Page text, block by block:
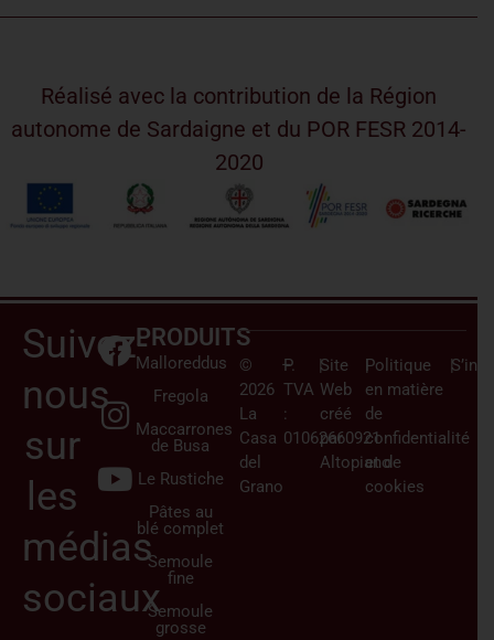
Réalisé avec la contribution de la Région
autonome de Sardaigne et du POR FESR 2014-
2020
Suivez-
nous
sur
les
médias
sociaux
PRODUITS
Malloreddus
Fregola
Maccarrones
de Busa
Le Rustiche
Pâtes au
blé complet
Semoule
fine
Semoule
grosse
©
2026
La
Casa
del
Grano
–
P.
TVA
:
01062660921
|Site
Web
créé
par
Altopiano
|Politique
en matière
de
confidentialité
et de
cookies
|